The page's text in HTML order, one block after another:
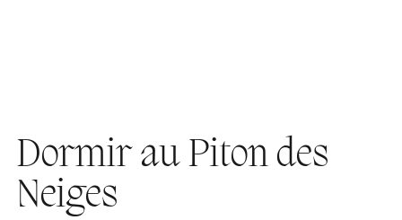
Dormir au Piton des
Neiges